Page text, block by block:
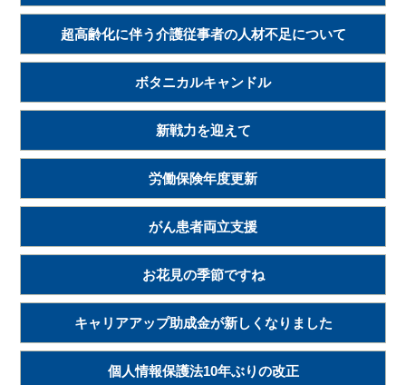
超高齢化に伴う介護従事者の人材不足について
ボタニカルキャンドル
新戦力を迎えて
労働保険年度更新
がん患者両立支援
お花見の季節ですね
キャリアアップ助成金が新しくなりました
個人情報保護法10年ぶりの改正